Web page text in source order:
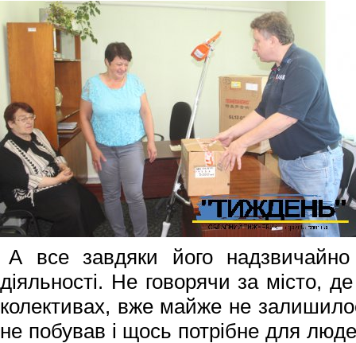
А все завдяки його надзвичайно
діяльно­сті. Не говорячи за міс­то,
колективах, вже майже не
не побував і щось потрібне для